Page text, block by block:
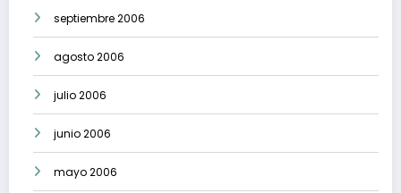
septiembre 2006
agosto 2006
julio 2006
junio 2006
mayo 2006